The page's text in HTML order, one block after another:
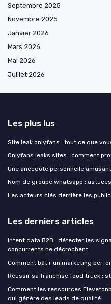
Septembre 2025
Novembre 2025
Janvier 2026
Mars 2026
Mai 2026
Juillet 2026
Les plus lus
Site leak onlyfans : tout ce que
Onlyfans leaks sites : comment
Une anecdote personnelle
Nom de groupe whatsapp :
Les acteurs clés derrière les
Les derniers articles
Intent data B2B : détecter les
concurrents ne décrochent
Comment bâtir un marketing
Réussir sa franchise food truck :
Comment les ressources
qui génère des leads de qualité